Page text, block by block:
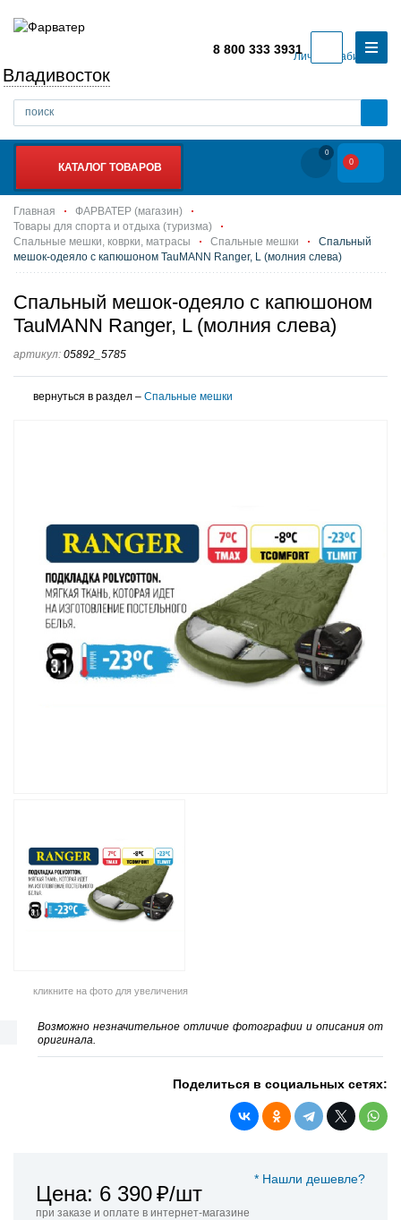
Личный кабинет
Владивосток
8 800 333 3931
КАТАЛОГ ТОВАРОВ
0
0
Главная
ФАРВАТЕР (магазин)
Товары для спорта и отдыха (туризма)
Спальные мешки, коврки, матрасы
Спальные мешки
Спальный
мешок-одеяло с капюшоном TauMANN Ranger, L (молния слева)
Спальный мешок-одеяло с капюшоном
TauMANN Ranger, L (молния слева)
артикул: 05892_5785
вернуться в раздел – Спальные мешки
кликните на фото для увеличения
Возможно незначительное отличие фотографии и описания от
оригинала.
Поделиться в социальных сетях:
* Нашли дешевле?
Цена: 6 390₽/шт
при заказе и оплате в интернет-магазине